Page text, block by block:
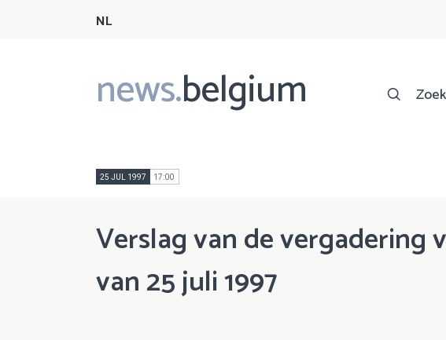
NL
news.belgium
Main
navigation
25 JUL 1997 17:00
Verslag van de vergadering
van 25 juli 1997